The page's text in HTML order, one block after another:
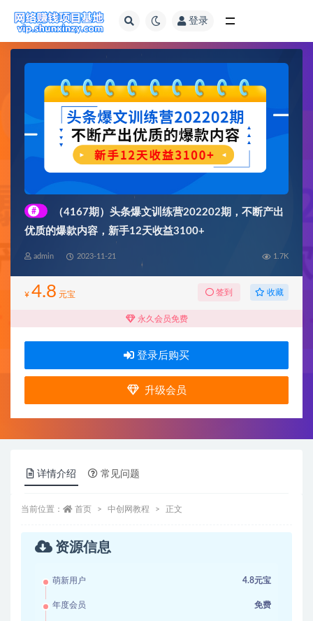
登录
#
（4167期）头条爆文训练营202202期，不断产出
优质的爆款内容，新手12天收益3100+
admin 2023-11-21 1.7K
¥ 4.8 元宝 签到 收藏
永久会员免费
登录后购买
升级会员
详情介绍 常见问题
当前位置： 首页 中创网教程 正文
资源信息
萌新用户 4.8元宝
年度会员 免费